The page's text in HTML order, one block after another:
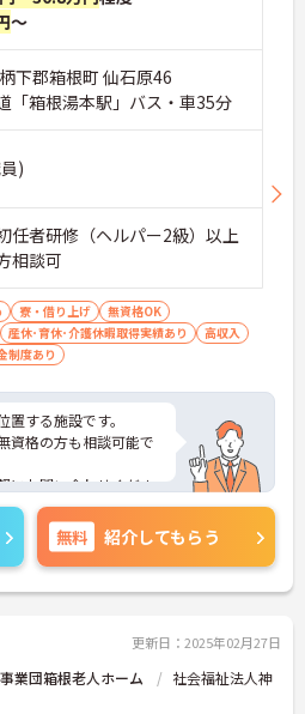
～
下郡箱根町 仙石原46
「箱根湯本駅」バス・車35分
)
任者研修（ヘルパー2級）以上
相談可
寮・借り上げ
無資格OK
産休･育休･介護休暇取得実績あり
高収入
制度あり
する施設です。
資格の方も相談可能で
にお問い合わせくださ
無料 紹介してもらう
更新日：2025年02月27日
業団箱根老人ホーム
社会福祉法人神